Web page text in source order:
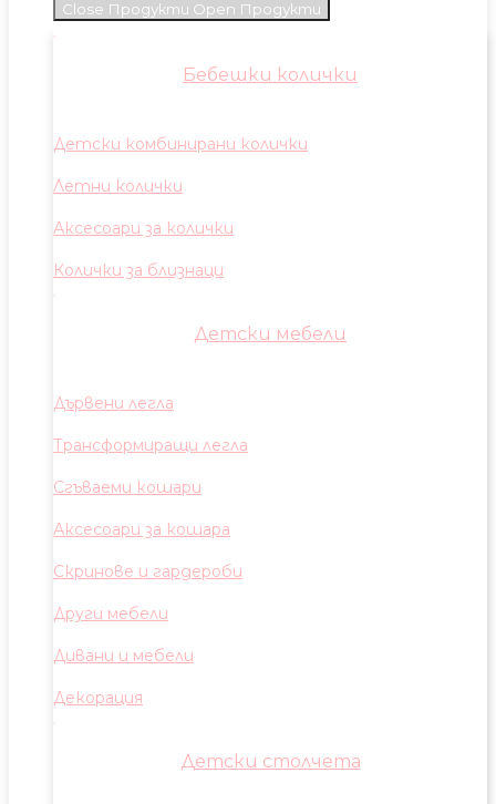
Close Продукти Open Продукти
Бебешки колички
Детски комбинирани колички
Летни колички
Аксесоари за колички
Колички за близнаци
Детски мебели
Дървени легла
Трансформиращи легла
Сгъваеми кошари
Аксесоари за кошара
Скринове и гардероби
Други мебели
Дивани и мебели
Декорация
Детски столчета